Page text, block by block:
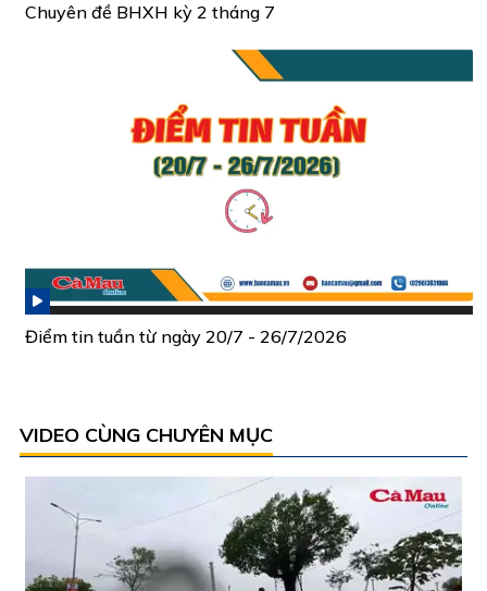
Chuyên đề BHXH kỳ 2 tháng 7
Điểm tin tuần từ ngày 20/7 - 26/7/2026
VIDEO CÙNG CHUYÊN MỤC